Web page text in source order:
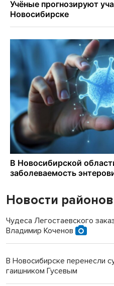
Новости районов
Чудеса Легостаевского
Владимир Коченов
В Новосибирске перенесли
гаишником Гусевым